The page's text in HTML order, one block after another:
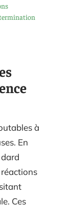
à
En
Ces